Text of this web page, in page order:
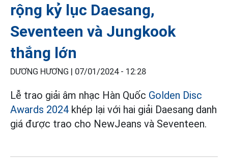
rộng kỷ lục Daesang,
Seventeen và Jungkook
thắng lớn
DƯƠNG HƯƠNG | 07/01/2024 - 12:28
Lễ trao giải âm nhạc Hàn Quốc Golden Disc
Awards 2024 khép lại với hai giải Daesang danh
giá được trao cho NewJeans và Seventeen.